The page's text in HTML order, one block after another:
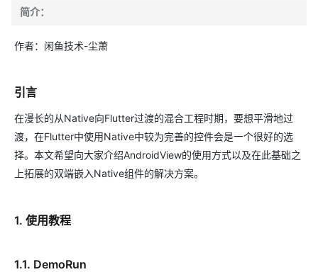
简介：
作者：闲鱼技术-尘萧
引言
在漫长的从Native向Flutter过渡的混合工程时期，要想平滑地过
渡，在Flutter中使用Native中较为完善的控件会是一个很好的选
择。本文希望向大家介绍AndroidView的使用方式以及在此基础之
上拓展的双端嵌入Native组件的解决方案。
1. 使用教程
1.1. DemoRun